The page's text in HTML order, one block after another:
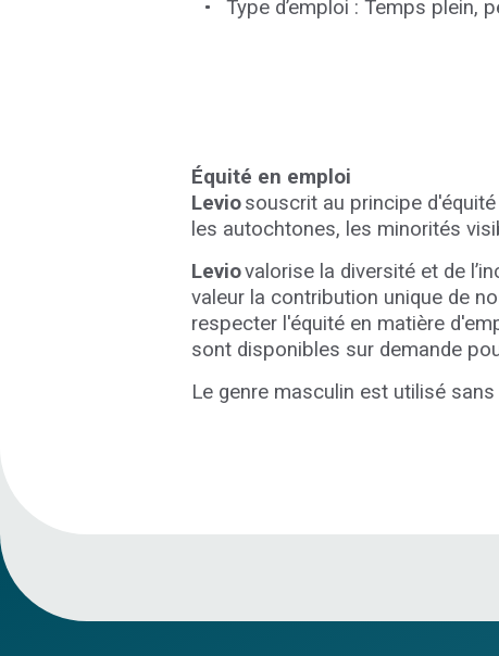
Type d’emploi : Temps plein,
Équité en emploi
Leviosouscrit au principe
les autochtones, les minorités
Leviovalorise la diversité et de
valeur la contribution unique de
respecter l'équité en matière
sont disponibles sur demande
Le genre masculin est utilisé